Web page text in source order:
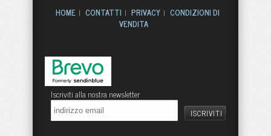
HOME | CONTATTI | PRIVACY | CONDIZIONI DI
VENDITA
Iscriviti alla nostra newsletter